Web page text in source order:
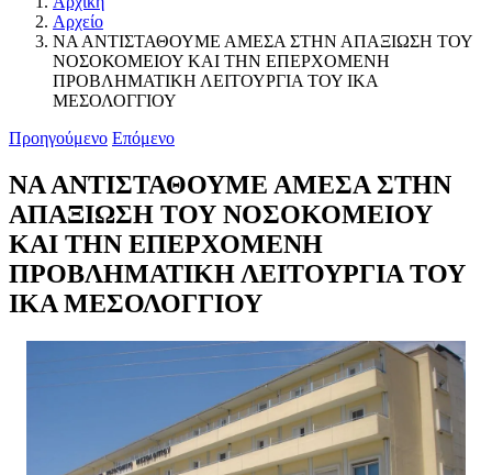
Αρχείο
ΝΑ ΑΝΤΙΣΤΑΘΟΥΜΕ ΑΜΕΣΑ ΣΤΗΝ ΑΠΑΞΙΩΣΗ ΤΟΥ
ΝΟΣΟΚΟΜΕΙΟΥ ΚΑΙ ΤΗΝ ΕΠΕΡΧΟΜΕΝΗ
ΠΡΟΒΛΗΜΑΤΙΚΗ ΛΕΙΤΟΥΡΓΙΑ ΤΟΥ ΙΚΑ
ΜΕΣΟΛΟΓΓΙΟΥ
Προηγούμενο Επόμενο
ΝΑ ΑΝΤΙΣΤΑΘΟΥΜΕ ΑΜΕΣΑ ΣΤΗΝ
ΑΠΑΞΙΩΣΗ ΤΟΥ ΝΟΣΟΚΟΜΕΙΟΥ
ΚΑΙ ΤΗΝ ΕΠΕΡΧΟΜΕΝΗ
ΠΡΟΒΛΗΜΑΤΙΚΗ ΛΕΙΤΟΥΡΓΙΑ ΤΟΥ
ΙΚΑ ΜΕΣΟΛΟΓΓΙΟΥ